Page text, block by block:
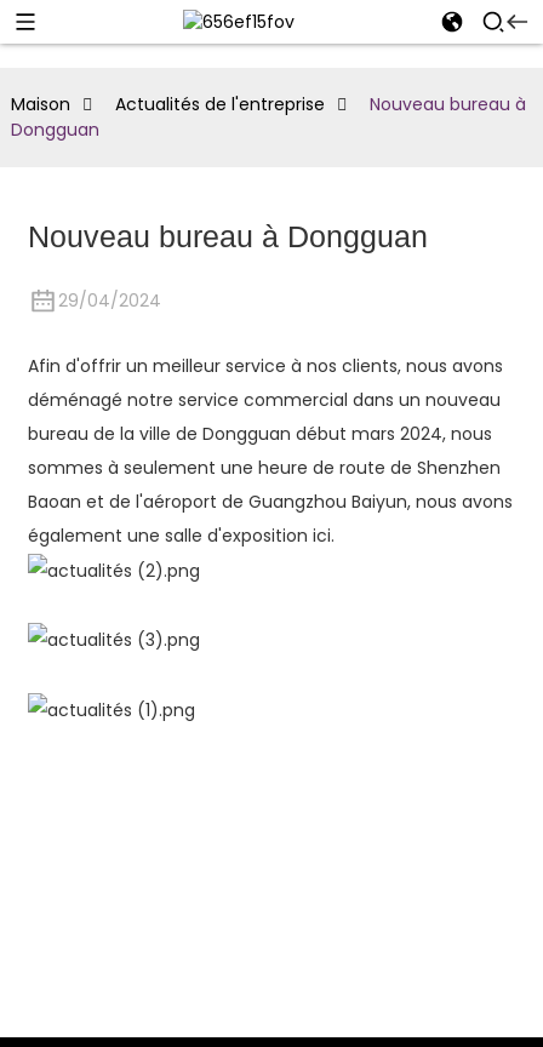
Maison Actualités de l'entreprise
Nouveau bureau à
Dongguan
Nouveau bureau à Dongguan
29/04/2024
Afin d'offrir un meilleur service à nos clients, nous avons
déménagé notre service commercial dans un nouveau
bureau de la ville de Dongguan début mars 2024, nous
sommes à seulement une heure de route de Shenzhen
Baoan et de l'aéroport de Guangzhou Baiyun, nous avons
également une salle d'exposition ici.